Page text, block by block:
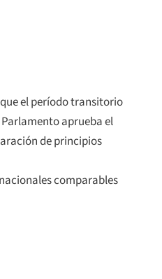
el período transitorio
aprueba el
de principios
comparables